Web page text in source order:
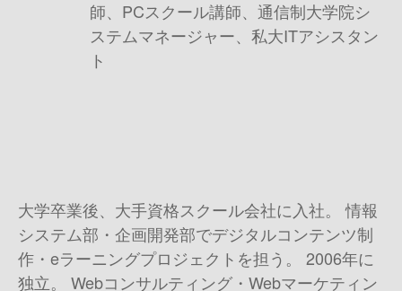
師、PCスクール講師、通信制大学院シ
ステムマネージャー、私大ITアシスタン
ト
大学卒業後、大手資格スクール会社に入社。 情報
システム部・企画開発部でデジタルコンテンツ制
作・eラーニングプロジェクトを担う。 2006年に
独立。 Webコンサルティング・Webマーケティン